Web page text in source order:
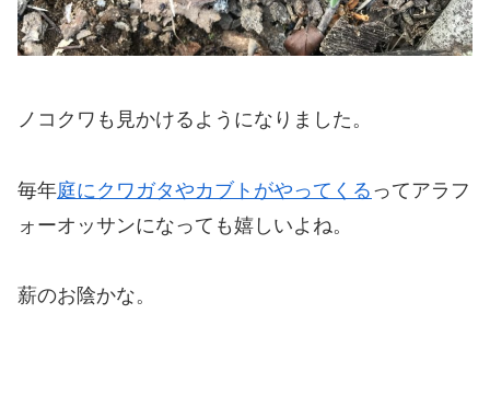
ノコクワも見かけるようになりました。
毎年庭にクワガタやカブトがやってくる ってアラフ
ォーオッサンになっても嬉しいよね。
薪のお陰かな。